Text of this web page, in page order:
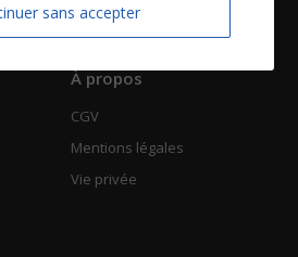
FAQ
À propos
CGV
Mentions légales
Vie privée
sans accepter